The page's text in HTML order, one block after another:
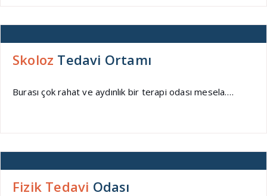
Skoloz Tedavi Ortamı
Burası çok rahat ve aydınlık bir terapi odası mesela….
Fizik Tedavi Odası